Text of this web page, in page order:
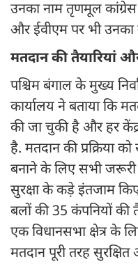
उनका नाम तृणमूल
और ईवीएम पर भी उनका
मतदान की तैयारियां
पश्चिम बंगाल के मुख्य
कार्यालय ने बताया कि
की जा चुकी है और हर केंद्र
है. मतदान की प्रक्रिया
बनाने के लिए सभी
सुरक्षा के कड़े इंतजाम
बलों की 35 कंपनियों की
एक विधानसभा क्षेत्र के
मतदान पूरी तरह